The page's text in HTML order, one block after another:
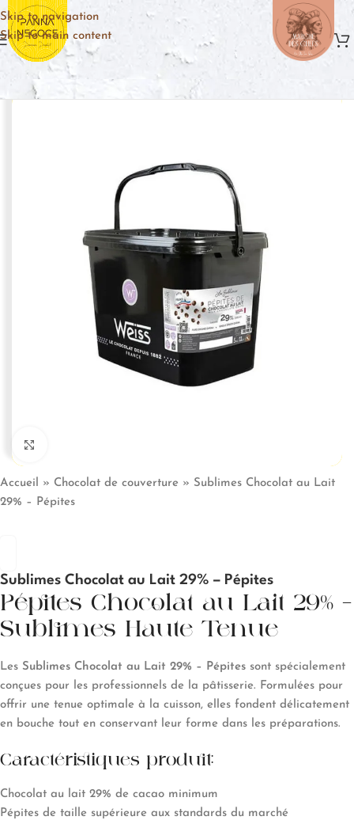
Skip to navigation
Skip to main content
Accueil » Chocolat de couverture » Sublimes Chocolat au Lait
29% – Pépites
Sublimes Chocolat au Lait 29% – Pépites
Pépites Chocolat au Lait 29% –
Sublimes Haute Tenue
Les Sublimes Chocolat au Lait 29% – Pépites sont spécialement
conçues pour les professionnels de la pâtisserie. Formulées pour
offrir une tenue optimale à la cuisson, elles fondent délicatement
en bouche tout en conservant leur forme dans les préparations.
Caractéristiques produit:
Chocolat au lait 29% de cacao minimum
Pépites de taille supérieure aux standards du marché